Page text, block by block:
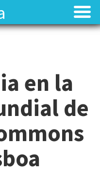
de
de
en la
de